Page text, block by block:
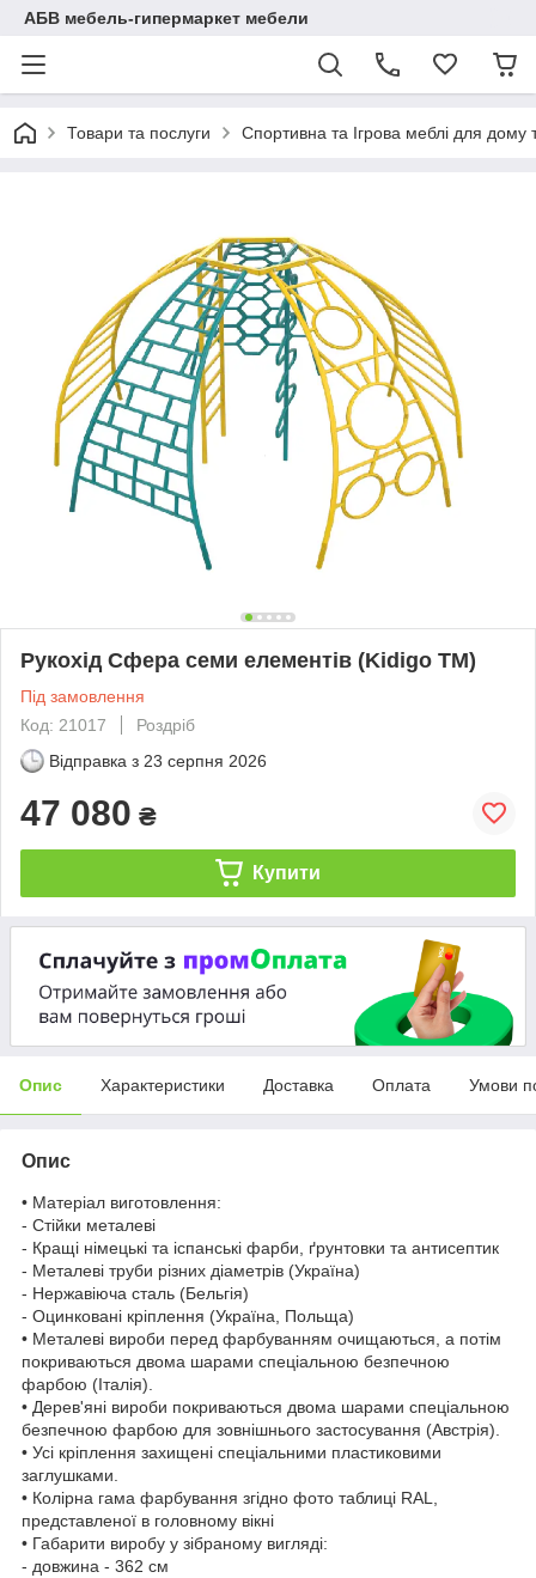
АБВ мебель-гипермаркет мебели
Товари та послуги Спортивна та Ігрова меблі для дому
Рукохід Сфера семи елементів (Kidigo ТМ)
Під замовлення
Код: 21017
Роздріб
Відправка з 23 серпня 2026
47 080 ₴
Купити
Опис Характеристики Доставка Оплата Умови
Опис
• Матеріал виготовлення:
- Стійки металеві
- Кращі німецькі та іспанські фарби, ґрунтовки та антисептик
- Металеві труби різних діаметрів (Україна)
- Нержавіюча сталь (Бельгія)
- Оцинковані кріплення (Україна, Польща)
• Металеві вироби перед фарбуванням очищаються, а потім
покриваються двома шарами спеціальною безпечною
фарбою (Італія).
• Дерев'яні вироби покриваються двома шарами спеціальною
безпечною фарбою для зовнішнього застосування (Австрія).
• Усі кріплення захищені спеціальними пластиковими
заглушками.
• Колірна гама фарбування згідно фото таблиці RAL,
представленої в головному вікні
• Габарити виробу у зібраному вигляді:
- довжина - 362 см